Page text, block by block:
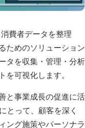
費者データを整理
ためのソリューション
タを収集・管理・分析
可視化します。
と事業成長の促進に活
とって、顧客を深く
ング施策やパーソナラ